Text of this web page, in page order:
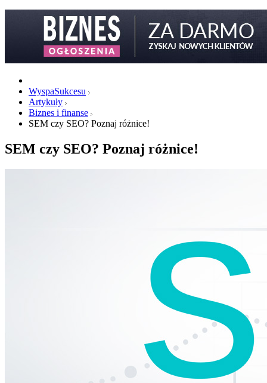
WyspaSukcesu
Artykuły
Biznes i finanse
SEM czy SEO? Poznaj różnice!
SEM czy SEO? Poznaj różnice!